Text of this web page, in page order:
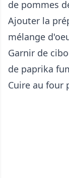
de pommes
Ajouter la
mélange
Garnir de
de paprika
Cuire au four